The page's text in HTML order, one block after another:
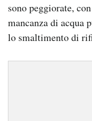
sono peggiorate,
mancanza di acqua
lo smaltimento di